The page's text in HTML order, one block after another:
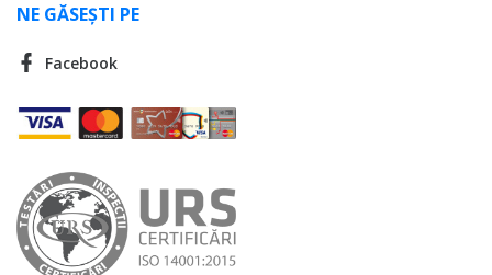
NE GĂSEȘTI PE
Facebook